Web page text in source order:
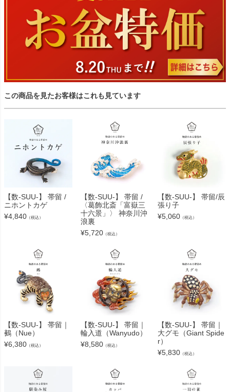
この商品を見たお客様はこれも見ています
【数-SUU-】 帯留 /
ニホントカゲ
¥4,840 （税込）
【数-SUU-】 帯留 /
〈葛飾北斎「富嶽三
十六景」〉 神奈川沖
浪裏
¥5,720 （税込）
【数-SUU-】 帯留/辰
張り子
¥5,060（税込）
【数-SUU-】 帯留｜
鵺（Nue）
¥6,380 （税込）
【数-SUU-】 帯留｜
輪入道（Wanyudo）
¥8,580 （税込）
【数-SUU-】 帯留｜
大グモ（Giant Spide
r）
¥5,830（税込）